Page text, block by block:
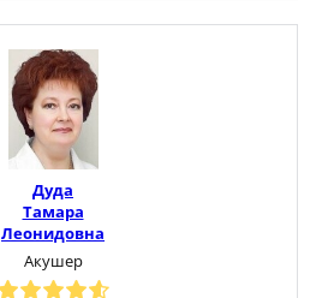
Дуда
Тамара
Леонидовна
Акушер